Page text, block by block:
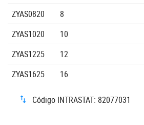
ZYAS0820
8
ZYAS1020
10
ZYAS1225
12
ZYAS1625
16
Código INTRASTAT: 82077031